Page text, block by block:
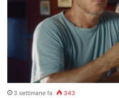
3 settimane fa 343